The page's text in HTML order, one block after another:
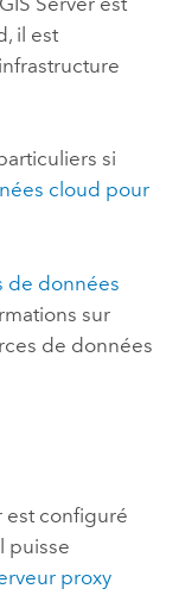
il est
si
cloud pour
de données
sur
de données
est configuré
puisse
proxy